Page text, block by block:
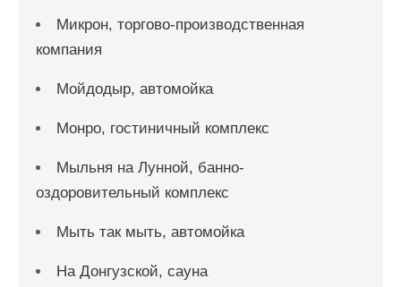
Микрон, торгово-производственная
компания
Мойдодыр, автомойка
Монро, гостиничный комплекс
Мыльня на Лунной, банно-
оздоровительный комплекс
Мыть так мыть, автомойка
На Донгузской, сауна